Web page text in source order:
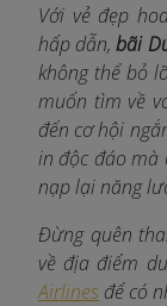
Với vẻ đẹp
hấp dẫn,bãi
không thể bỏ
muốn tìm về
đến cơ hội
in độc đáo mà
nạp lại năng
Đừng quên
về địa điểm
Airlines để có